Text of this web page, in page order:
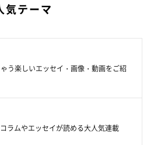
気テーマ
う楽しいエッセイ・画像・動画をご紹
ラムやエッセイが読める大人気連載